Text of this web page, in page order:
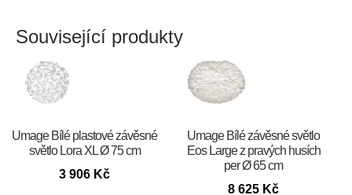
Související produkty
Umage Bílé plastové závěsné
světlo Lora XL Ø 75 cm
3 906 Kč
Umage Bílé závěsné světlo
Eos Large z pravých husích
per Ø 65 cm
8 625 Kč